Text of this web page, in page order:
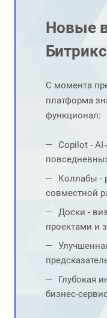
Новые
С момента
платформа
функционал:
Copilot -
Коллабы -
совместной
Доски -
проектами и
Глубокая
бизнес-